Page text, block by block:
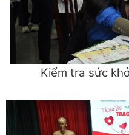
Kiểm tra sức